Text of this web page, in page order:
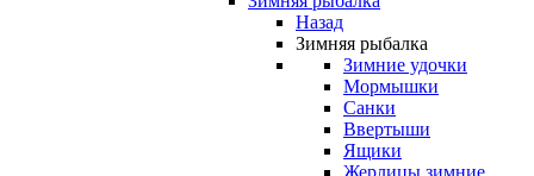
Назад
Зимняя рыбалка
Зимние удочки
Мормышки
Санки
Ввертыши
Ящики
Жерлицы зимние